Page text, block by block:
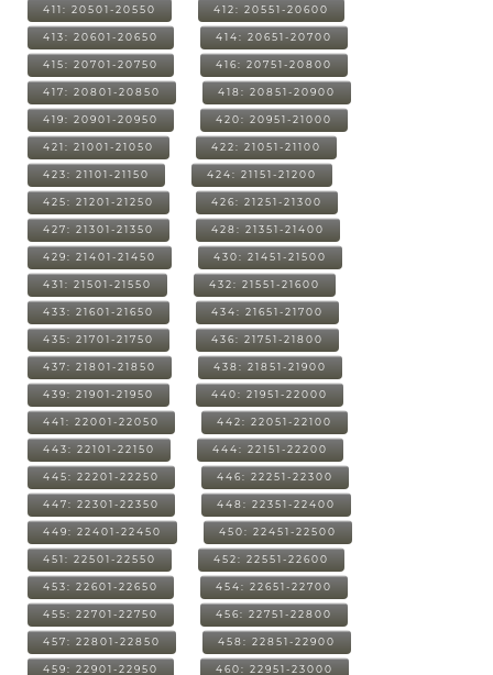
411: 20501-20550 412: 20551-20600
413: 20601-20650 414: 20651-20700
415: 20701-20750 416: 20751-20800
417: 20801-20850 418: 20851-20900
419: 20901-20950 420: 20951-21000
421: 21001-21050 422: 21051-21100
423: 21101-21150 424: 21151-21200
425: 21201-21250 426: 21251-21300
427: 21301-21350 428: 21351-21400
429: 21401-21450 430: 21451-21500
431: 21501-21550 432: 21551-21600
433: 21601-21650 434: 21651-21700
435: 21701-21750 436: 21751-21800
437: 21801-21850 438: 21851-21900
439: 21901-21950 440: 21951-22000
441: 22001-22050 442: 22051-22100
443: 22101-22150 444: 22151-22200
445: 22201-22250 446: 22251-22300
447: 22301-22350 448: 22351-22400
449: 22401-22450 450: 22451-22500
451: 22501-22550 452: 22551-22600
453: 22601-22650 454: 22651-22700
455: 22701-22750 456: 22751-22800
457: 22801-22850 458: 22851-22900
459: 22901-22950 460: 22951-23000